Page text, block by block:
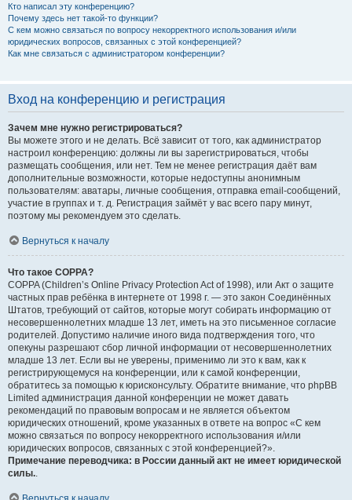
Кто написал эту конференцию?
Почему здесь нет такой-то функции?
С кем можно связаться по вопросу некорректного использования и/или
юридических вопросов, связанных с этой конференцией?
Как мне связаться с администратором конференции?
Вход на конференцию и регистрация
Зачем мне нужно регистрироваться?
Вы можете этого и не делать. Всё зависит от того, как администратор
настроил конференцию: должны ли вы зарегистрироваться, чтобы
размещать сообщения, или нет. Тем не менее регистрация даёт вам
дополнительные возможности, которые недоступны анонимным
пользователям: аватары, личные сообщения, отправка email-сообщений,
участие в группах и т. д. Регистрация займёт у вас всего пару минут,
поэтому мы рекомендуем это сделать.
Вернуться к началу
Что такое COPPA?
COPPA (Children’s Online Privacy Protection Act of 1998), или Акт о защите
частных прав ребёнка в интернете от 1998 г. — это закон Соединённых
Штатов, требующий от сайтов, которые могут собирать информацию от
несовершеннолетних младше 13 лет, иметь на это письменное согласие
родителей. Допустимо наличие иного вида подтверждения того, что
опекуны разрешают сбор личной информации от несовершеннолетних
младше 13 лет. Если вы не уверены, применимо ли это к вам, как к
регистрирующемуся на конференции, или к самой конференции,
обратитесь за помощью к юрисконсульту. Обратите внимание, что phpBB
Limited администрация данной конференции не может давать
рекомендаций по правовым вопросам и не является объектом
юридических отношений, кроме указанных в ответе на вопрос «С кем
можно связаться по вопросу некорректного использования и/или
юридических вопросов, связанных с этой конференцией?».
Примечание переводчика: в России данный акт не имеет юридической
силы..